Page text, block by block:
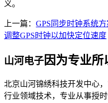
义。
上一篇： GPS同步时钟系统
调整GPS时钟以加快定位速度
山河电子因为专业
北京山河锦绣科技开发中心
行业领域技术，专业从事授